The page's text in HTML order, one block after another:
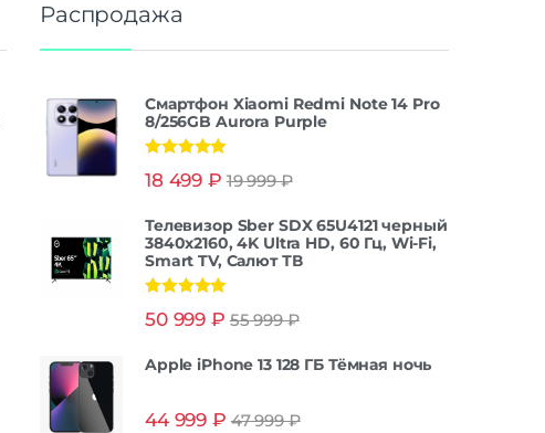
Распродажа
Смартфон Xiaomi Redmi Note 14 Pro
8/256GB Aurora Purple
из 5
18 499 ₽ 19 999₽
Телевизор Sber SDX 65U4121 черный
3840x2160, 4K Ultra HD, 60 Гц, Wi-Fi,
Smart TV, Салют ТВ
из 5
50 999 ₽ 55 999₽
Apple iPhone 13 128 ГБ Тёмная ночь
44 999 ₽ 47 999₽